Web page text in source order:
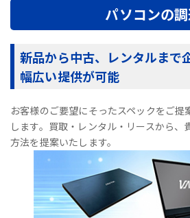
パソコンの
新品から中古、レンタルまで
幅広い提供が可能
お客様のご要望にそったスペックをご提
します。買取・レンタル・リースから、
方法を提案いたします。